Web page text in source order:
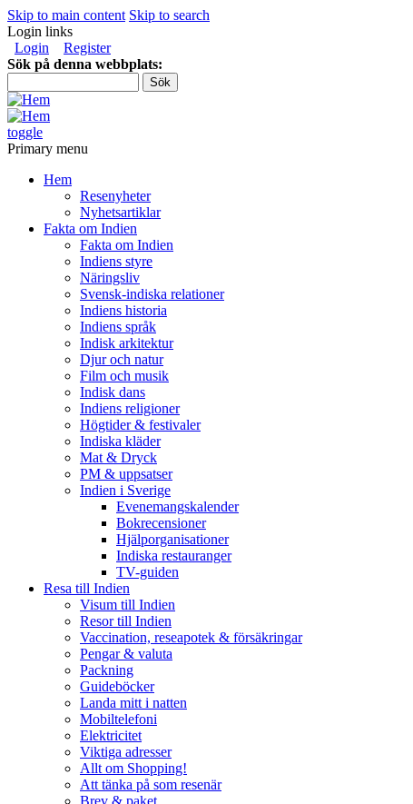
Skip to main content Skip to search
Login links
Login
Register
Sök på denna webbplats:
toggle
Primary menu
Hem
Resenyheter
Nyhetsartiklar
Fakta om Indien
Fakta om Indien
Indiens styre
Näringsliv
Svensk-indiska relationer
Indiens historia
Indiens språk
Indisk arkitektur
Djur och natur
Film och musik
Indisk dans
Indiens religioner
Högtider & festivaler
Indiska kläder
Mat & Dryck
PM & uppsatser
Indien i Sverige
Evenemangskalender
Bokrecensioner
Hjälporganisationer
Indiska restauranger
TV-guiden
Resa till Indien
Visum till Indien
Resor till Indien
Vaccination, reseapotek & försäkringar
Pengar & valuta
Packning
Guideböcker
Landa mitt i natten
Mobiltelefoni
Elektricitet
Viktiga adresser
Allt om Shopping!
Att tänka på som resenär
Brev & paket